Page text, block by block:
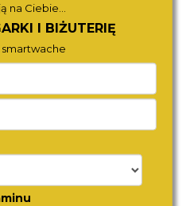
ROAMER
993819 41 44 20
na Ciebie...
I BIŻUTERIĘ
smartwache